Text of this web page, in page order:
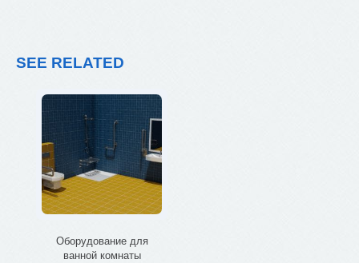
SEE RELATED
Оборудование для
ванной комнаты